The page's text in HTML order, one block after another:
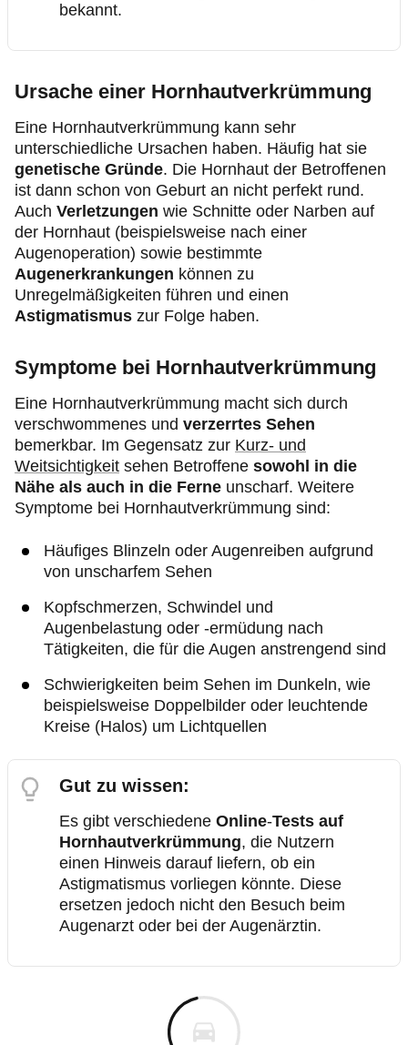
bekannt.
Ursache einer Hornhautverkrümmung
Eine Hornhautverkrümmung kann sehr
unterschiedliche Ursachen haben. Häufig hat sie
genetische Gründe. Die Hornhaut der Betroffenen
ist dann schon von Geburt an nicht perfekt rund.
Auch Verletzungen wie Schnitte oder Narben auf
der Hornhaut (beispielsweise nach einer
Augenoperation) sowie bestimmte
Augenerkrankungen können zu
Unregelmäßigkeiten führen und einen
Astigmatismus zur Folge haben.
Symptome bei Hornhautverkrümmung
Eine Hornhautverkrümmung macht sich durch
verschwommenes und verzerrtes Sehen
bemerkbar. Im Gegensatz zur Kurz- und
Weitsichtigkeit sehen Betroffene sowohl in die
Nähe als auch in die Ferne unscharf. Weitere
Symptome bei Hornhautverkrümmung sind:
Häufiges Blinzeln oder Augenreiben aufgrund
von unscharfem Sehen
Kopfschmerzen, Schwindel und
Augenbelastung oder -ermüdung nach
Tätigkeiten, die für die Augen anstrengend sind
Schwierigkeiten beim Sehen im Dunkeln, wie
beispielsweise Doppelbilder oder leuchtende
Kreise (Halos) um Lichtquellen
Gut zu wissen:
Es gibt verschiedene Online-Tests auf
Hornhautverkrümmung, die Nutzern
einen Hinweis darauf liefern, ob ein
Astigmatismus vorliegen könnte. Diese
ersetzen jedoch nicht den Besuch beim
Augenarzt oder bei der Augenärztin.